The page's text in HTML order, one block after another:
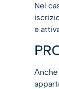
Nel
e